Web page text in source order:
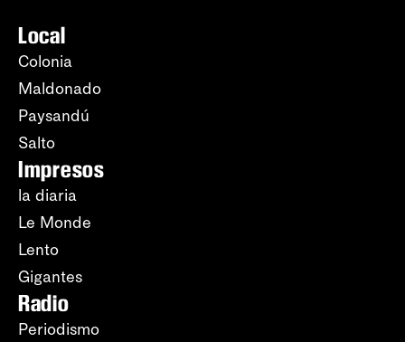
Local
Colonia
Maldonado
Paysandú
Salto
Impresos
la diaria
Le Monde
Lento
Gigantes
Radio
Periodismo